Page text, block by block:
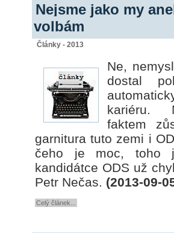
Nejsme jako my
volbám
Články - 2013
Ne,
dostal
kariéru.
faktem
garnitura tuto zemi i
čeho je moc, toho
kandidátce ODS už
Petr Nečas. (2013-09-
Celý článek...